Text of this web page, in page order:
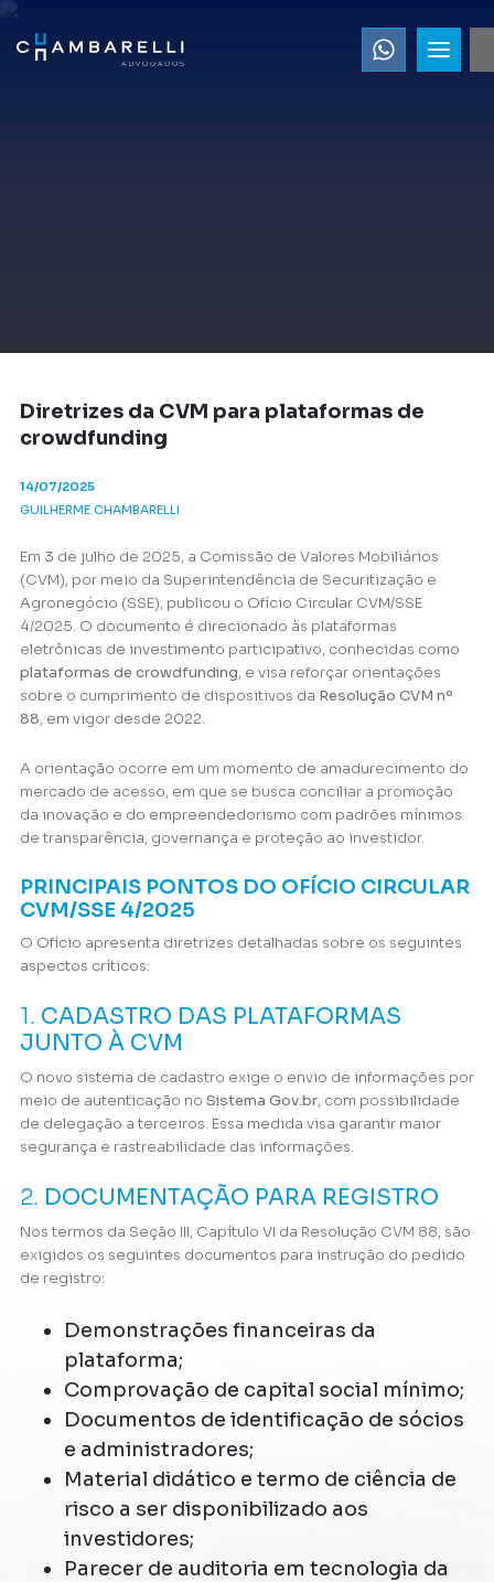
Diretrizes da CVM para plataformas de
crowdfunding
14/07/2025
GUILHERME CHAMBARELLI
Em 3 de julho de 2025, a Comissão de Valores Mobiliários
(CVM), por meio da Superintendência de Securitização e
Agronegócio (SSE), publicou o Ofício Circular CVM/SSE
4/2025. O documento é direcionado às plataformas
eletrônicas de investimento participativo, conhecidas como
plataformas de crowdfunding, e visa reforçar orientações
sobre o cumprimento de dispositivos da Resolução CVM nº
88, em vigor desde 2022.
A orientação ocorre em um momento de amadurecimento do
mercado de acesso, em que se busca conciliar a promoção
da inovação e do empreendedorismo com padrões mínimos
de transparência, governança e proteção ao investidor.
PRINCIPAIS PONTOS DO OFÍCIO CIRCULAR
CVM/SSE 4/2025
O Ofício apresenta diretrizes detalhadas sobre os seguintes
aspectos críticos:
1. CADASTRO DAS PLATAFORMAS
JUNTO À CVM
O novo sistema de cadastro exige o envio de informações por
meio de autenticação no Sistema Gov.br, com possibilidade
de delegação a terceiros. Essa medida visa garantir maior
segurança e rastreabilidade das informações.
2. DOCUMENTAÇÃO PARA REGISTRO
Nos termos da Seção III, Capítulo VI da Resolução CVM 88, são
exigidos os seguintes documentos para instrução do pedido
de registro:
Demonstrações financeiras da
plataforma;
Comprovação de capital social mínimo;
Documentos de identificação de sócios
e administradores;
Material didático e termo de ciência de
risco a ser disponibilizado aos
investidores;
Parecer de auditoria em tecnologia da